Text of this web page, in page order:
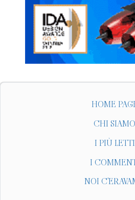
HOME
CHI SIAMO
I PIÙ LETTI
I
NOI